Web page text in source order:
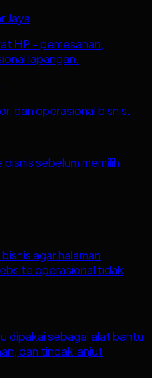
Jaya
HP - pemesanan,
lapangan.
dan operasional bisnis.
sebelum memilih
agar halaman
operasional tidak
dipakai sebagai alat bantu
dan tindak lanjut